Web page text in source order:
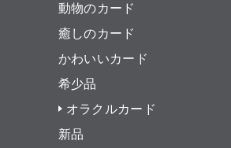
動物のカード
癒しのカード
かわいいカード
希少品
オラクルカード
新品